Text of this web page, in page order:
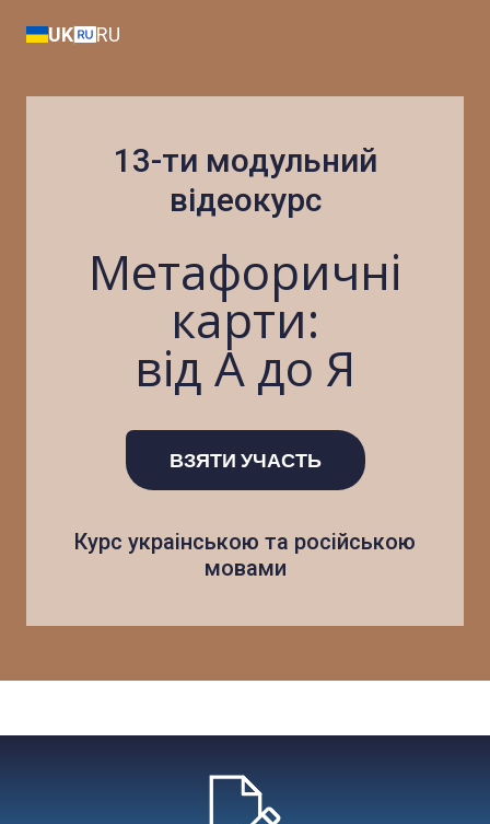
UK RU
13-ти модульний
відеокурс
Метафоричні
карти:
від А до Я
ВЗЯТИ УЧАСТЬ
Курс украінською та російською
мовами